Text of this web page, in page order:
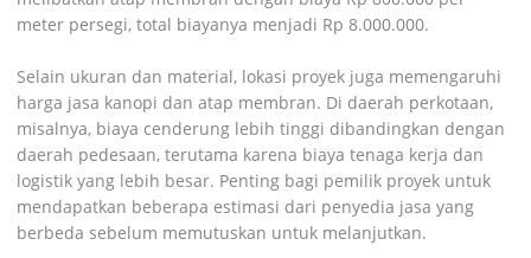
meter persegi, total biayanya menjadi Rp 8.000.000.
Selain ukuran dan material, lokasi proyek juga memengaruhi
harga jasa kanopi dan atap membran. Di daerah perkotaan,
misalnya, biaya cenderung lebih tinggi dibandingkan dengan
daerah pedesaan, terutama karena biaya tenaga kerja dan
logistik yang lebih besar. Penting bagi pemilik proyek untuk
mendapatkan beberapa estimasi dari penyedia jasa yang
berbeda sebelum memutuskan untuk melanjutkan.